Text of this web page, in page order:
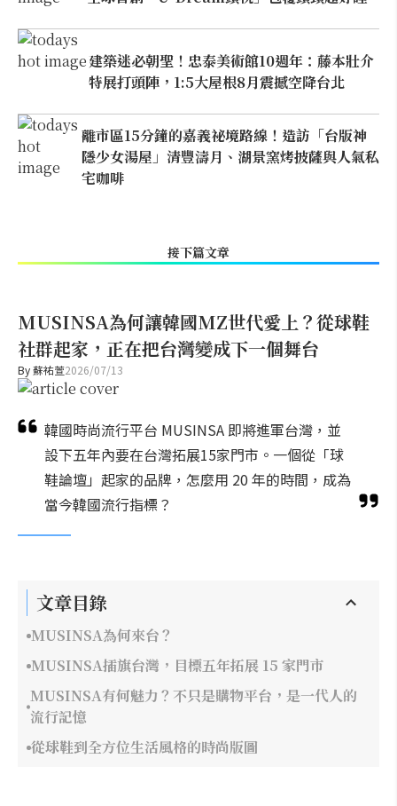
建築迷必朝聖！忠泰美術館10週年：藤本壯介
特展打頭陣，1:5大屋根8月震撼空降台北
離市區15分鐘的嘉義祕境路線！造訪「台版神
隱少女湯屋」清豐濤月、湖景窯烤披薩與人氣私
宅咖啡
接下篇文章
MUSINSA為何讓韓國MZ世代愛上？從球鞋
社群起家，正在把台灣變成下一個舞台
By蘇祐萱2026/07/13
韓國時尚流行平台 MUSINSA 即將進軍台灣，並
設下五年內要在台灣拓展15家門市。一個從「球
鞋論壇」起家的品牌，怎麼用 20 年的時間，成為
當今韓國流行指標？
文章目錄
MUSINSA為何來台？
MUSINSA插旗台灣，目標五年拓展 15 家門市
MUSINSA有何魅力？不只是購物平台，是一代人的
流行記憶
從球鞋到全方位生活風格的時尚版圖